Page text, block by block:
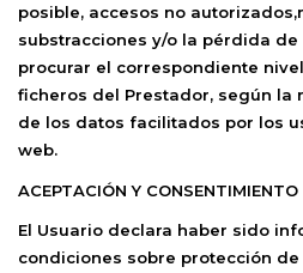
posible, accesos no
substracciones y/o la pérdida
procurar el correspondiente
ficheros del Prestador, según la
de los datos facilitados por los
web.
ACEPTACIÓN Y CONSENTIMIENTO
El Usuario declara haber sido
condiciones sobre protección